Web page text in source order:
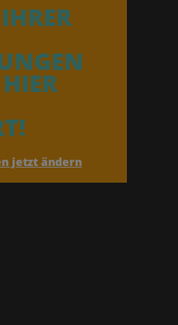
jetzt ändern